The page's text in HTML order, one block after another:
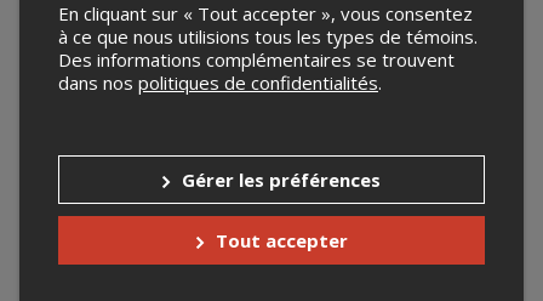
En cliquant sur « Tout accepter », vous consentez
à ce que nous utilisions tous les types de témoins.
Des informations complémentaires se trouvent
dans nos politiques de confidentialités.
Gérer les préférences
Tout accepter